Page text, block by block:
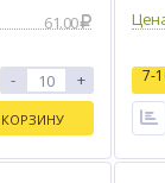
61.00
- +
КОРЗИНУ
7-